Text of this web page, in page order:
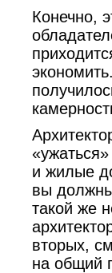
Конечно,
и жилые
вы
такой же
вторых,
на общий